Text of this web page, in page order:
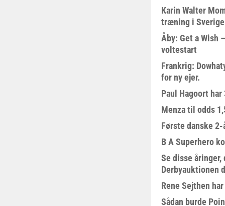
Karin Walter
træning i Sverige
Åby: Get a Wish
voltestart
Frankrig:
for ny ejer.
Paul Hagoort
Menza til odds
Første danske
B A Superhero
Se disse
Derbyauktionen
Rene Sejthen
Sådan burde